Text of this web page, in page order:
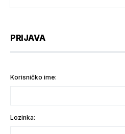
PRIJAVA
Korisničko ime:
Lozinka: